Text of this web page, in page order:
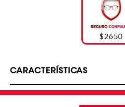
$2650
CARACTERÍSTICAS